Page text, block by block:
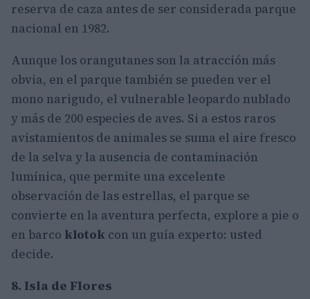
reserva de caza antes de ser considerada parque
nacional en 1982.
Aunque los orangutanes son la atracción más
obvia, en el parque también se pueden ver el
mono narigudo, el vulnerable leopardo nublado
y más de 200 especies de aves. Si a estos raros
avistamientos de animales se suma el aire fresco
de la selva y la ausencia de contaminación
lumínica, que permite una excelente
observación de las estrellas, el parque se
convierte en la aventura perfecta, explore a pie o
en barco klotok con un guía experto: usted
decide.
8. Isla de Flores